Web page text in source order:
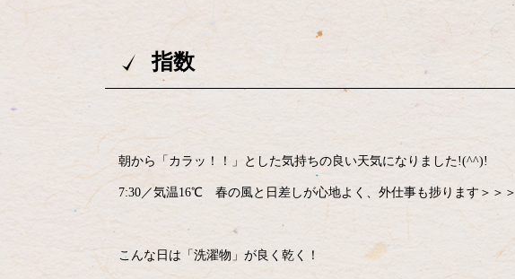
指数
朝から「カラッ！！」とした気持ちの良い天気になりました!(^^)!
7:30／気温16℃ 春の風と日差しが心地よく、外仕事も捗ります＞＞＞
こんな日は「洗濯物」が良く乾く！